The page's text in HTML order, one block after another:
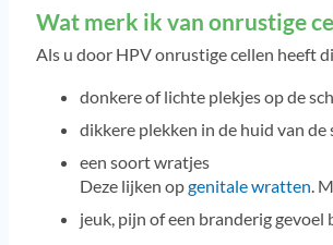
Wat merk ik van onrustige
Als u door HPV onrustige cellen heeft
donkere of lichte plekjes op de
dikkere plekken in de huid van de
een soort wratjes
Deze lijken opgenitale wratten.
jeuk, pijn of een branderig gevoel